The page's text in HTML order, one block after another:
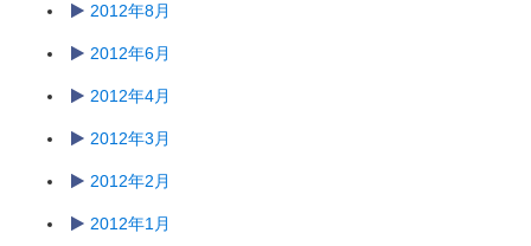
2012年8月
2012年6月
2012年4月
2012年3月
2012年2月
2012年1月